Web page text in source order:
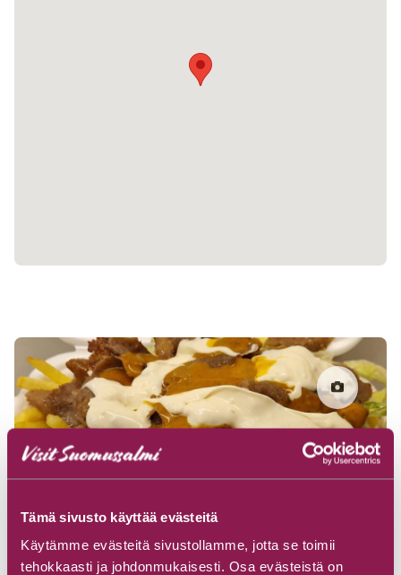
Tämä sivusto käyttää evästeitä
Käytämme evästeitä sivustollamme, jotta se toimii
tehokkaasti ja johdonmukaisesti. Osa evästeistä on